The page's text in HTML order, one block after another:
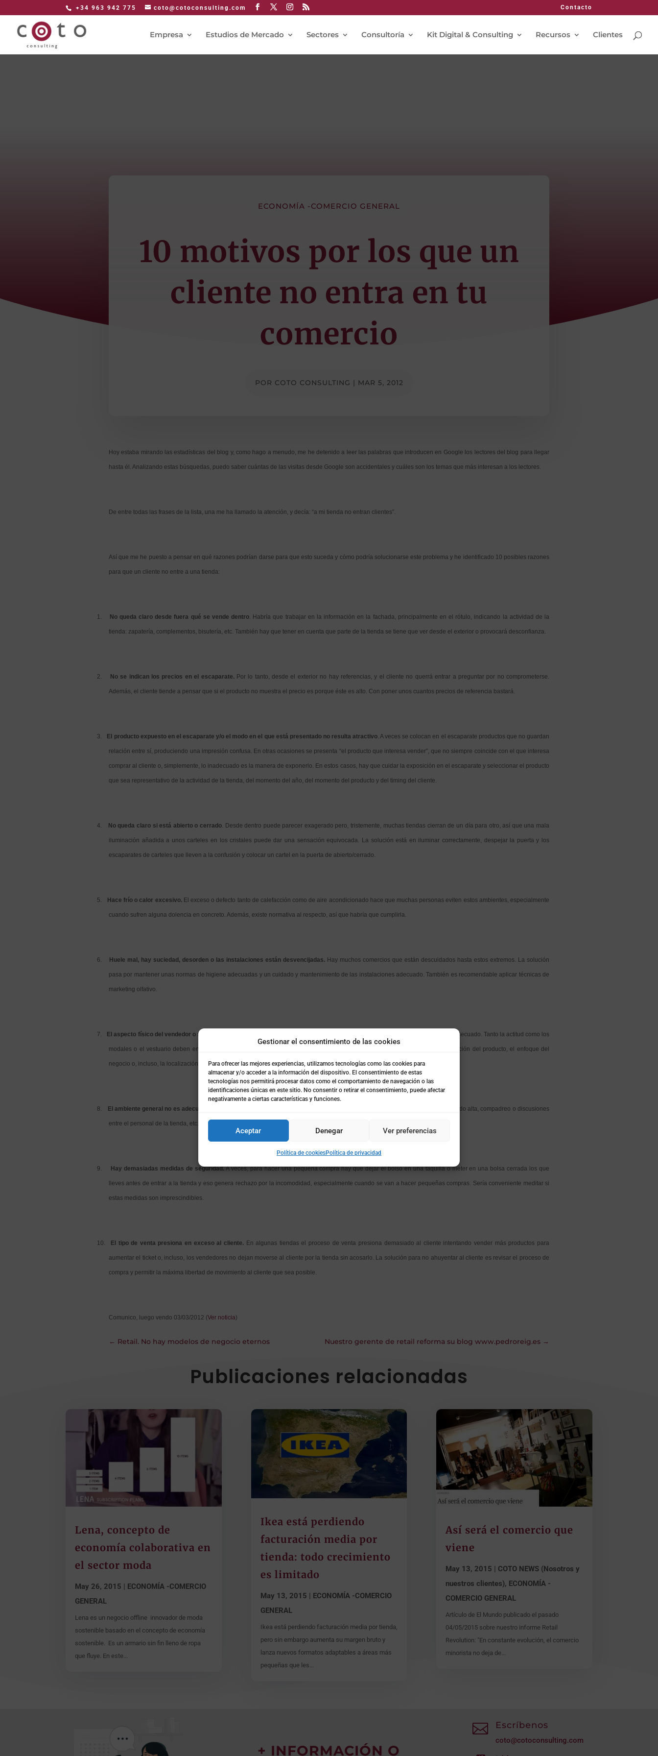
Gestionar el consentimiento de las cookies
Para ofrecer las mejores experiencias, utilizamos tecnologías como las cookies para
almacenar y/o acceder a la información del dispositivo. El consentimiento de estas
tecnologías nos permitirá procesar datos como el comportamiento de navegación o las
identificaciones únicas en este sitio. No consentir o retirar el consentimiento, puede afectar
negativamente a ciertas características y funciones.
Aceptar Denegar Ver preferencias
Política de cookiesPolítica de privacidad
+34 963 942 775 coto@cotoconsulting.com Contacto
Empresa Estudios de Mercado Sectores Consultoría Kit Digital & Consulting Recursos Clientes
ECONOMÍA -COMERCIO GENERAL
10 motivos por los que un
cliente no entra en tu
comercio
POR COTO CONSULTING | MAR 5, 2012
Hoy estaba mirando las estadísticas del blog y, como hago a menudo, me he detenido a leer las palabras que introducen en Google los lectores del blog para llegar
hasta él. Analizando estas búsquedas, puedo saber cuántas de las visitas desde Google son accidentales y cuáles son los temas que más interesan a los lectores.
De entre todas las frases de la lista, una me ha llamado la atención, y decía: “a mi tienda no entran clientes”.
Así que me he puesto a pensar en qué razones podrían darse para que esto suceda y cómo podría solucionarse este problema y he identificado 10 posibles razones
para que un cliente no entre a una tienda:
1. No queda claro desde fuera qué se vende dentro . Habría que trabajar en la información en la fachada, principalmente en el rótulo, indicando la actividad de la
tienda: zapatería, complementos, bisutería, etc. También hay que tener en cuenta que parte de la tienda se tiene que ver desde el exterior o provocará desconfianza.
2. No se indican los precios en el escaparate.Por lo tanto, desde el exterior no hay referencias, y el cliente no querrá entrar a preguntar por no comprometerse.
Además, el cliente tiende a pensar que si el producto no muestra el precio es porque éste es alto. Con poner unos cuantos precios de referencia bastará.
3. El producto expuesto en el escaparate y/o el modo en el que está presentado no resulta atractivo. A veces se colocan en el escaparate productos que no guardan
relación entre sí, produciendo una impresión confusa. En otras ocasiones se presenta “el producto que interesa vender”, que no siempre coincide con el que interesa
comprar al cliente o, simplemente, lo inadecuado es la manera de exponerlo. En estos casos, hay que cuidar la exposición en el escaparate y seleccionar el producto
que sea representativo de la actividad de la tienda, del momento del año, del momento del producto y del timing del cliente.
4. No queda claro si está abierto o cerrado. Desde dentro puede parecer exagerado pero, tristemente, muchas tiendas cierran de un día para otro, así que una mala
iluminación añadida a unos carteles en los cristales puede dar una sensación equivocada. La solución está en iluminar correctamente, despejar la puerta y los
escaparates de carteles que lleven a la confusión y colocar un cartel en la puerta de abierto/cerrado.
5. Hace frío o calor excesivo.El exceso o defecto tanto de calefacción como de aire acondicionado hace que muchas personas eviten estos ambientes, especialmente
cuando sufren alguna dolencia en concreto. Además, existe normativa al respecto, así que habría que cumplirla.
6. Huele mal, hay suciedad, desorden o las instalaciones están desvencijadas. Hay muchos comercios que están descuidados hasta estos extremos. La solución
pasa por mantener unas normas de higiene adecuadas y un cuidado y mantenimiento de las instalaciones adecuado. También es recomendable aplicar técnicas de
marketing olfativo.
7. El aspecto físico del vendedor o su vestuario son inapropiados. Puede ser por intimidante, por desagradable o, simplemente, inadecuado. Tanto la actitud como los
modales o el vestuario deben encuadrarse en lo que cualquier cliente espera de un comercio, variando estos conceptos en función del producto, el enfoque del
negocio o, incluso, la localización del comercio.
8. El ambiente general no es adecuado. Hay negocios en los que el ambiente de la tienda puede provocar rechazo: música demasiado alta, compadreo o discusiones
entre el personal de la tienda, etc. Lógicamente, la solución pasa por controlar estos elementos.
9. Hay demasiadas medidas de seguridad.A veces, para hacer una pequeña compra hay que dejar el bolso en una taquilla o meter en una bolsa cerrada los que
lleves antes de entrar a la tienda y eso genera rechazo por la incomodidad, especialmente cuando se van a hacer pequeñas compras. Sería conveniente meditar si
estas medidas son imprescindibles.
10. El tipo de venta presiona en exceso al cliente.En algunas tiendas el proceso de venta presiona demasiado al cliente intentando vender más productos para
aumentar el ticket o, incluso, los vendedores no dejan moverse al cliente por la tienda sin acosarlo. La solución para no ahuyentar al cliente es revisar el proceso de
compra y permitir la máxima libertad de movimiento al cliente que sea posible.
Comunico, luego vendo 03/03/2012 (Ver noticia)
← Retail. No hay modelos de negocio eternos Nuestro gerente de retail reforma su blog www.pedroreig.es →
Publicaciones relacionadas
Lena, concepto de
economía colaborativa en
el sector moda
May 26, 2015
ECONOMÍA -COMERCIO
GENERAL
Lena es un negocio offline innovador de moda
sostenible basado en el concepto de economía
sostenible. Es un armario sin fin lleno de ropa
que fluye. En este...
Ikea está perdiendo
facturación media por
tienda: todo crecimiento
es limitado
May 13, 2015 | ECONOMÍA -COMERCIO
GENERAL
Ikea está perdiendo facturación media por tienda,
pero sin embargo aumenta su margen bruto y
lanza nuevos formatos adaptables a áreas más
pequeñas que les...
Así será el comercio que
viene
May 13, 2015
COTO NEWS (Nosotros y
nuestros clientes), ECONOMÍA -
COMERCIO GENERAL
Artículo de El Mundo publicado el pasado
04/05/2015 sobre nuestro informe Retail
Revolution: "En constante evolución, el comercio
minorista no deja de...
+ INFORMACIÓN O
 Escríbenos
coto@cotoconsulting.com